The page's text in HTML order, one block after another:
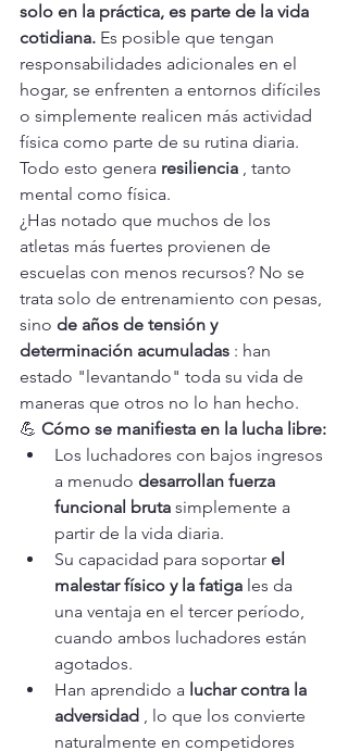
solo en la práctica, es parte de la vida
cotidiana. Es posible que tengan
responsabilidades adicionales en el
hogar, se enfrenten a entornos difíciles
o simplemente realicen más actividad
física como parte de su rutina diaria.
Todo esto genera resiliencia , tanto
mental como física.
¿Has notado que muchos de los
atletas más fuertes provienen de
escuelas con menos recursos? No se
trata solo de entrenamiento con pesas,
sino de años de tensión y
determinación acumuladas : han
estado "levantando" toda su vida de
maneras que otros no lo han hecho.
💪 Cómo se manifiesta en la lucha libre:
Los luchadores con bajos ingresos
a menudo desarrollan fuerza
funcional bruta simplemente a
partir de la vida diaria.
Su capacidad para soportar el
malestar físico y la fatiga les da
una ventaja en el tercer período,
cuando ambos luchadores están
agotados.
Han aprendido a luchar contra la
adversidad , lo que los convierte
naturalmente en competidores